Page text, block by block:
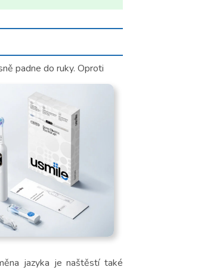
padne do ruky. Oproti
jazyka je naštěstí také